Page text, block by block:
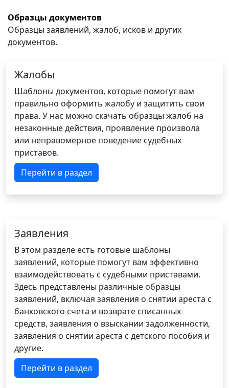
Образцы документов
Образцы заявлений, жалоб, исков и других
документов.
Жалобы
Шаблоны документов, которые помогут вам
правильно оформить жалобу и защитить свои
права. У нас можно скачать образцы жалоб на
незаконные действия, проявление произвола
или неправомерное поведение судебных
приставов.
Перейти в раздел
Заявления
В этом разделе есть готовые шаблоны
заявлений, которые помогут вам эффективно
взаимодействовать с судебными приставами.
Здесь представлены различные образцы
заявлений, включая заявления о снятии ареста с
банковского счета и возврате списанных
средств, заявления о взыскании задолженности,
заявления о снятии ареста с детского пособия и
другие.
Перейти в раздел